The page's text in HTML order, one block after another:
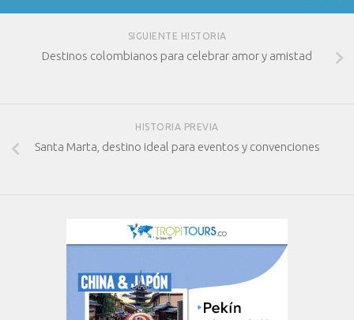
SIGUIENTE HISTORIA
Destinos colombianos para celebrar amor y amistad
HISTORIA PREVIA
Santa Marta, destino ideal para eventos y convenciones